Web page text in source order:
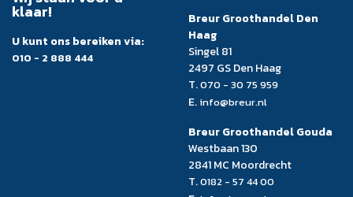
klaar!
U kunt ons bereiken via:
010 - 2 888 444
Breur Groothandel Den
Haag
Singel 81
2497 GS Den Haag
T.070 - 30 75 959
E. info@breur.nl
Breur Groothandel Gouda
Westbaan 130
2841 MC Moordrecht
T.0182 - 57 44 00